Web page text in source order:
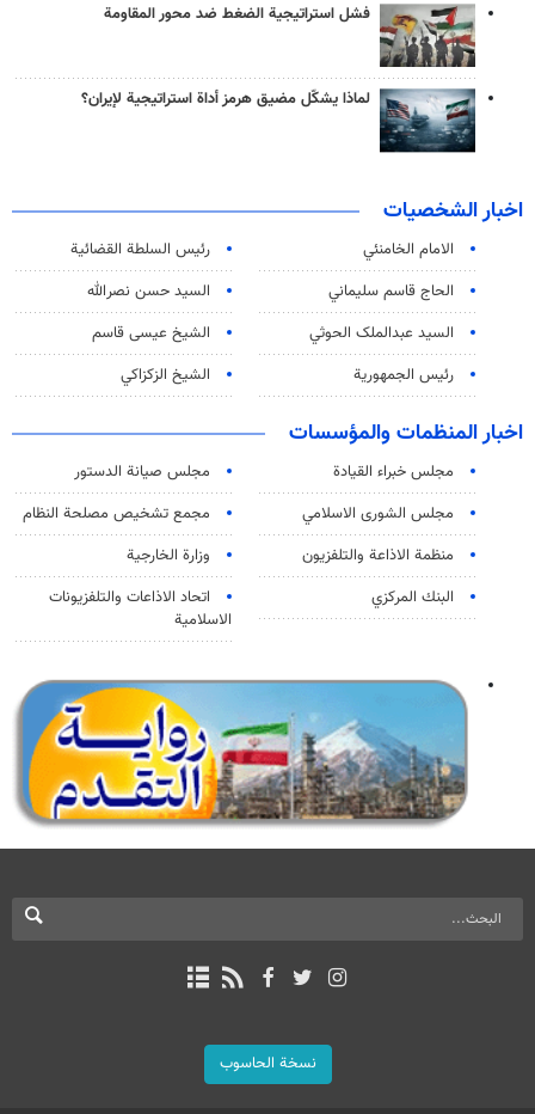
فشل استراتيجية الضغط ضد محور المقاومة
لماذا يشكّل مضيق هرمز أداة استراتيجية لإيران؟
اخبار الشخصيات
الامام الخامنئي
رئیس السلطة القضائیة
الحاج قاسم سليماني
السيد حسن نصرالله
السید عبدالملک الحوثي
الشيخ عيسى قاسم
رئيس الجمهورية
الشيخ الزكزاكي
اخبار المنظمات والمؤسسات
مجلس خبراء القيادة
مجلس صيانة الدستور
مجلس الشورى الاسلامي
مجمع تشخيص مصلحة النظام
منظمة الاذاعة والتلفزیون
وزارة الخارجية
البنك المركزي
اتحاد الاذاعات والتلفزيونات
الاسلامية
نسخة الحاسوب